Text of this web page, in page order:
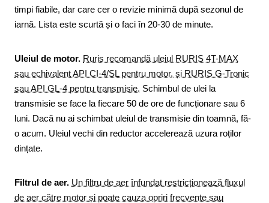
timpi fiabile, dar care cer o revizie minimă după sezonul de
iarnă. Lista este scurtă și o faci în 20-30 de minute.
Uleiul de motor. Ruris recomandă uleiul RURIS 4T-MAX
sau echivalent API CI-4/SL pentru motor, și RURIS G-Tronic
sau API GL-4 pentru transmisie. Schimbul de ulei la
transmisie se face la fiecare 50 de ore de funcționare sau 6
luni. Dacă nu ai schimbat uleiul de transmisie din toamnă, fă-
o acum. Uleiul vechi din reductor accelerează uzura roților
dințate.
Filtrul de aer. Un filtru de aer înfundat restricționează fluxul
de aer către motor și poate cauza opriri frecvente sau